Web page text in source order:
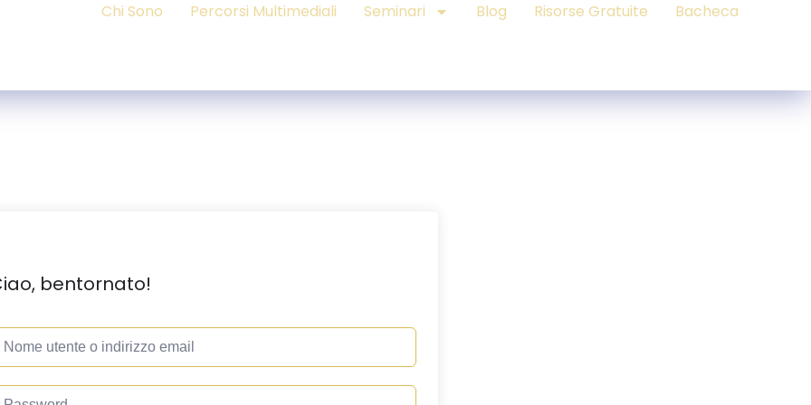
Chi Sono Percorsi Multimediali Seminari Blog Risorse Gratuite Bacheca
bentornato!